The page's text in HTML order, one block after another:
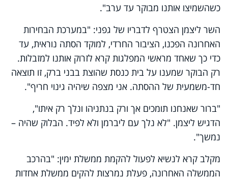
כשהשמיצו אותנו מבוקר עד ערב".
השר ליצמן הצטרף לדבריו של גפני: "במערכת הבחירות
האחרונה הפכנו, הציבור החרדי, למוקד הסתה נוראית, עד
כדי כך שאחד מראשי המפלגות קרא לזרוק אותנו למזבלות.
רק הבוקר שמענו על בית כנסת שהוצת בבני ברק, זו תוצאה
חד-משמעית של ההסתה. אני מצפה שיהיה גינוי חריף".
"ברור שאנחנו תומכים אך ורק בנתניהו ונלך רק איתו",
הדגיש ליצמן. "לא נלך עם ליברמן ולא לפיד. הבלוק שהיה –
נמשך".
מקלב קרא לנשיא לפעול להקמת ממשלת ימין: "בהרכב
הממשלה האחרונה, פעלת נמרצות להקים ממשלת אחדות